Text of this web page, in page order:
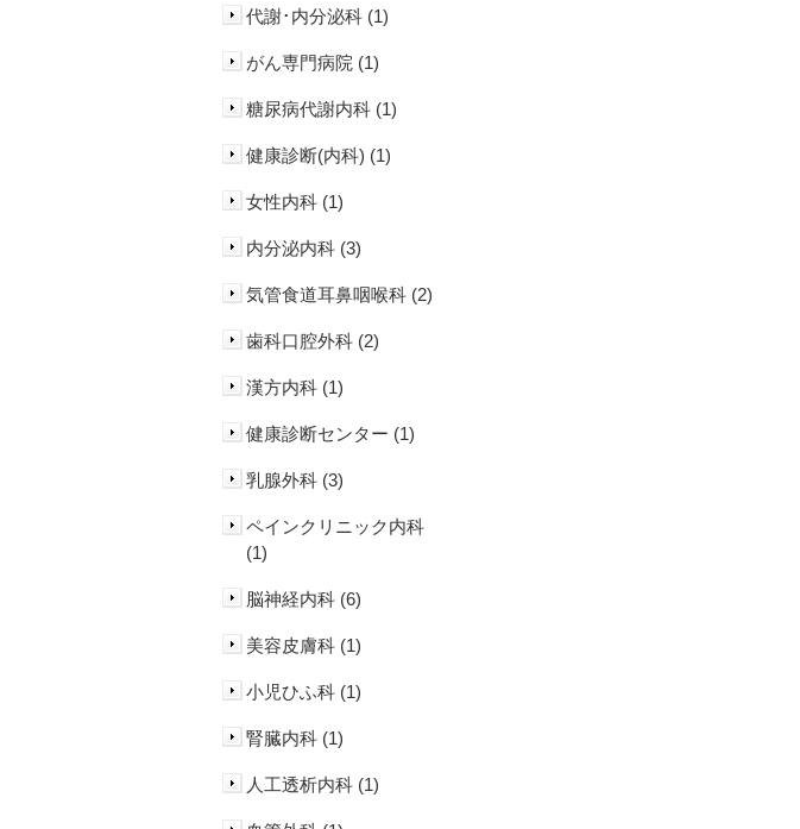
代謝･内分泌科 (1)
がん専門病院 (1)
糖尿病代謝内科 (1)
健康診断(内科) (1)
女性内科 (1)
内分泌内科 (3)
気管食道耳鼻咽喉科 (2)
歯科口腔外科 (2)
漢方内科 (1)
健康診断センター (1)
乳腺外科 (3)
ペインクリニック内科
(1)
脳神経内科 (6)
美容皮膚科 (1)
小児ひふ科 (1)
腎臓内科 (1)
人工透析内科 (1)